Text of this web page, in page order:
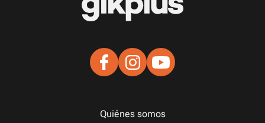
Quiénes somos